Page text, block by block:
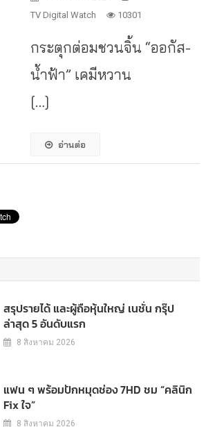
TV Digital Watch
10301
กระตุกต่อมชวนจิ้น “ออกัส-
น้ำฟ้า” เคมีหวาน
[…]
อ่านต่อ
สรุปรายได้ และผู้ถือหุ้นใหญ่ เนชั่น กรุ๊ป
ล่าสุด 5 อันดับแรก
8 สิงหาคม 2026
แฟน ๆ พร้อมปักหมุดช่อง 7HD ชม “คลินิก
Fix ใจ”
8 สิงหาคม 2026